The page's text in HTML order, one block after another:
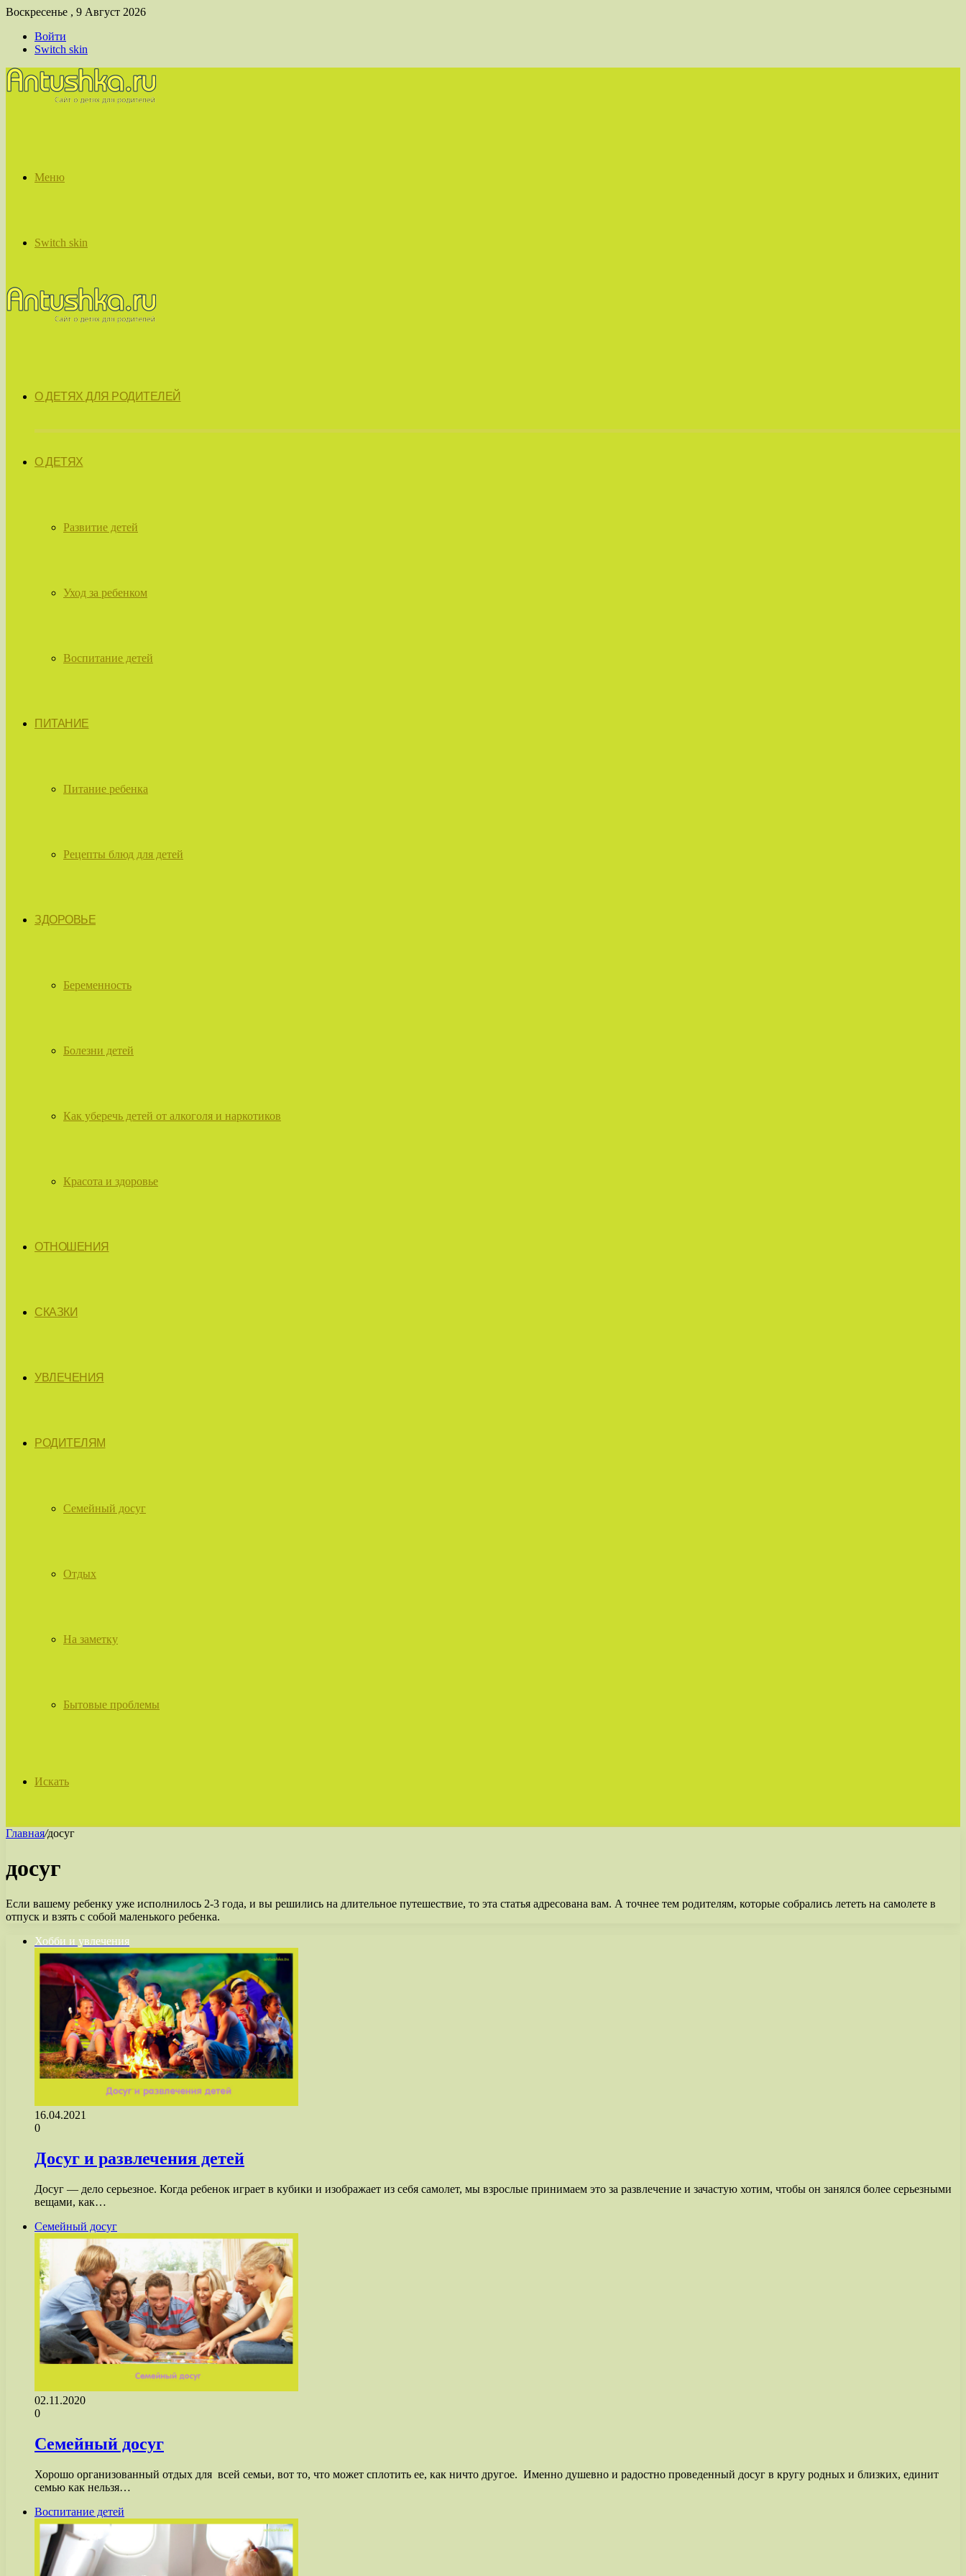
Воскресенье , 9 Август 2026
Войти
Switch skin
Меню
Switch skin
О ДЕТЯХ ДЛЯ РОДИТЕЛЕЙ
О ДЕТЯХ
Развитие детей
Уход за ребенком
Воспитание детей
ПИТАНИЕ
Питание ребенка
Рецепты блюд для детей
ЗДОРОВЬЕ
Беременность
Болезни детей
Как уберечь детей от алкоголя и наркотиков
Красота и здоровье
ОТНОШЕНИЯ
СКАЗКИ
УВЛЕЧЕНИЯ
РОДИТЕЛЯМ
Семейный досуг
Отдых
На заметку
Бытовые проблемы
Искать
Главная/досуг
досуг
Если вашему ребенку уже исполнилось 2-3 года, и вы решились на длительное путешествие, то эта статья адресована вам. А точнее тем родителям, которые собрались лететь на самолете в
отпуск и взять с собой маленького ребенка.
Хобби и увлечения
16.04.2021
0
Досуг и развлечения детей
Досуг — дело серьезное. Когда ребенок играет в кубики и изображает из себя самолет, мы взрослые принимаем это за развлечение и зачастую хотим, чтобы он занялся более серьезными
вещами, как…
Семейный досуг
02.11.2020
0
Семейный досуг
Хорошо организованный отдых для всей семьи, вот то, что может сплотить ее, как ничто другое. Именно душевно и радостно проведенный досуг в кругу родных и близких, единит
семью как нельзя…
Воспитание детей